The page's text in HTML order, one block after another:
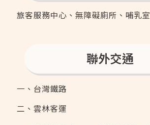
旅客服務中心、無障礙廁所、哺乳室
聯外交通
一、台灣鐵路
二、雲林客運